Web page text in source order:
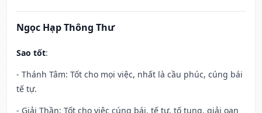
Ngọc Hạp Thông Thư
Sao tốt:
- Thánh Tâm: Tốt cho mọi việc, nhất là cầu phúc, cúng bái
tế tự.
- Giải Thần: Tốt cho việc cúng bái, tế tự, tố tụng, giải oan